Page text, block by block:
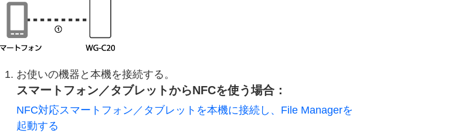
お使いの機器と本機を接続する。
スマートフォン／タブレットからNFCを使う場合：
NFC対応スマートフォン／タブレットを本機に接続し、File Managerを
起動する